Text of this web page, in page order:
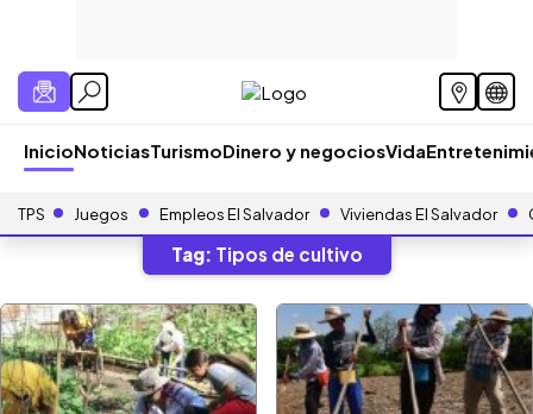
InicioNoticiasTurismoDinero y negociosVida
TPS Juegos Empleos El Salvador Viviendas El Salvador
Tag: Tipos de cultivo